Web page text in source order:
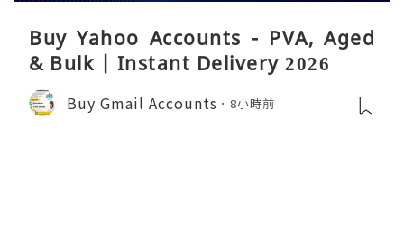
Buy Yahoo Accounts - PVA, Aged
& Bulk | Instant Delivery 2026
Buy Gmail Accounts 8小時前